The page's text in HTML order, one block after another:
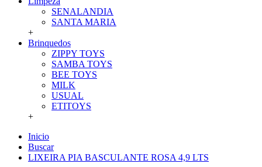
SENALANDIA
SANTA MARIA
+
Brinquedos
ZIPPY TOYS
SAMBA TOYS
BEE TOYS
MILK
USUAL
ETITOYS
+
Inicio
Buscar
LIXEIRA PIA BASCULANTE ROSA 4,9 LTS